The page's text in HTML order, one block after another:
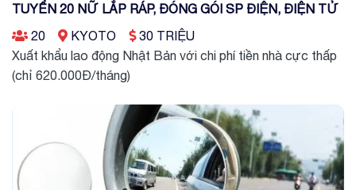
TUYỂN 20 NỮ LẮP RÁP, ĐÓNG GÓI SP ĐIỆN, ĐIỆN TỬ
20
KYOTO
30 TRIỆU
Xuất khẩu lao động Nhật Bản với chi phí tiền nhà cực thấp
(chỉ 620.000Đ/tháng)